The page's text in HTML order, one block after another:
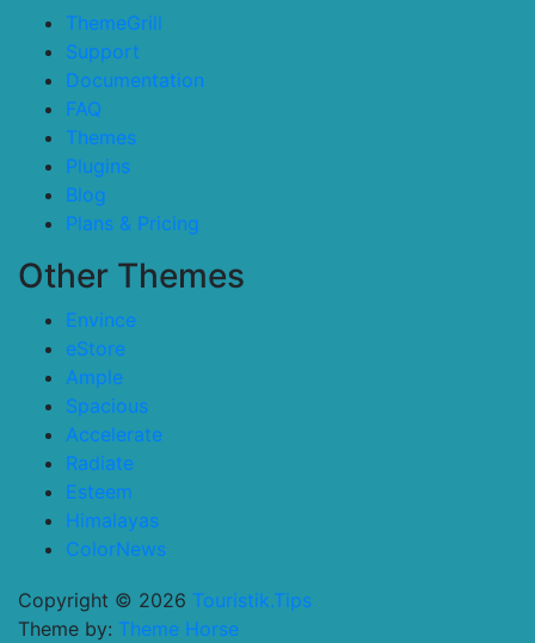
ThemeGrill
Support
Documentation
FAQ
Themes
Plugins
Blog
Plans & Pricing
Other Themes
Envince
eStore
Ample
Spacious
Accelerate
Radiate
Esteem
Himalayas
ColorNews
Copyright © 2026 Touristik.Tips
Theme by: Theme Horse